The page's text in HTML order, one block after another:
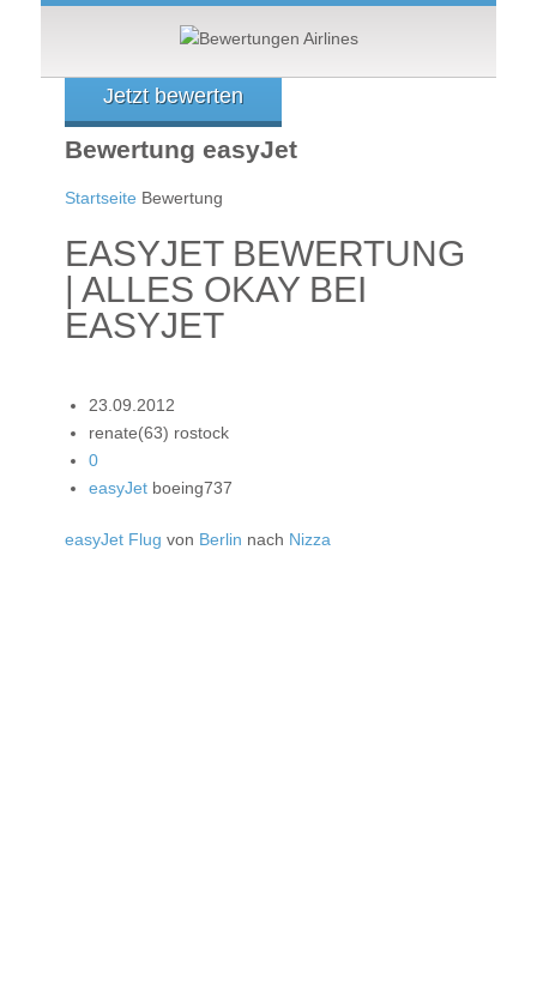
Jetzt bewerten
Bewertung easyJet
Startseite Bewertung
EASYJET BEWERTUNG
| ALLES OKAY BEI
EASYJET
23.09.2012
renate(63) rostock
0
easyJet boeing737
easyJet Flug von Berlin nach Nizza